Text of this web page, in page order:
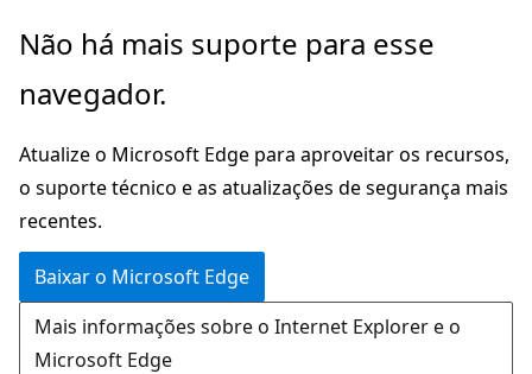
Pular
o
principal
Não há mais suporte para esse
navegador.
Atualize o Microsoft Edge para aproveitar os recursos,
o suporte técnico e as atualizações de segurança mais
recentes.
Baixar o Microsoft Edge
Mais informações sobre o Internet Explorer e o
Microsoft Edge